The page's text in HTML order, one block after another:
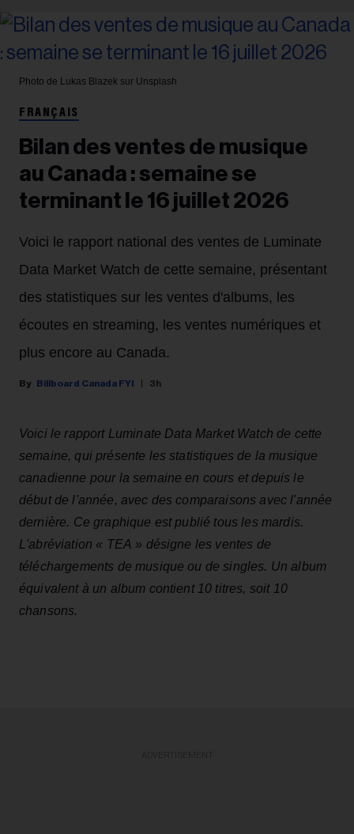
Photo de Lukas Blazek sur Unsplash
FRANÇAIS
Bilan des ventes de musique
au Canada : semaine se
terminant le 16 juillet 2026
Voici le rapport national des ventes de Luminate
Data Market Watch de cette semaine, présentant
des statistiques sur les ventes d'albums, les
écoutes en streaming, les ventes numériques et
plus encore au Canada.
Billboard Canada FYI 3h
Voici le rapport Luminate Data Market Watch de cette
semaine, qui présente les statistiques de la musique
canadienne pour la semaine en cours et depuis le
début de l'année, avec des comparaisons avec l'année
dernière. Ce graphique est publié tous les mardis.
L'abréviation « TEA » désigne les ventes de
téléchargements de musique ou de singles. Un album
équivalent à un album contient 10 titres, soit 10
chansons.